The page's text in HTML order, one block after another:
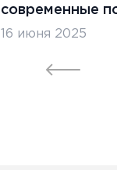
современные
16 июня 2025